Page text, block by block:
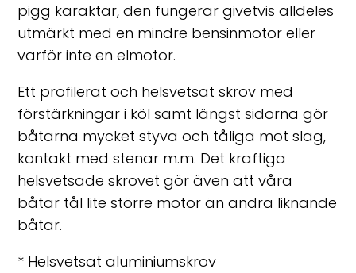
pigg karaktär, den fungerar givetvis alldeles
utmärkt med en mindre bensinmotor eller
varför inte en elmotor.
Ett profilerat och helsvetsat skrov med
förstärkningar i köl samt längst sidorna gör
båtarna mycket styva och tåliga mot slag,
kontakt med stenar m.m. Det kraftiga
helsvetsade skrovet gör även att våra
båtar tål lite större motor än andra liknande
båtar.
* Helsvetsat aluminiumskrov